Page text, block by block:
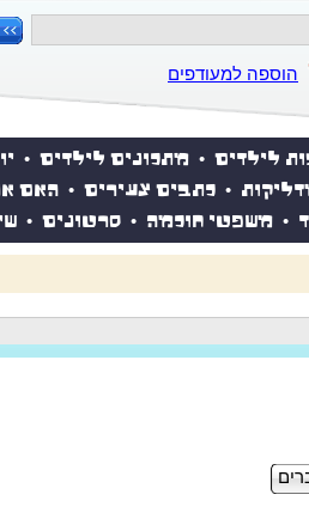
הוספה למעודפים
לילדים • מתכונים לילדים •
• כתבים צעירים • האם
• משפטי חוכמה • סרטונים •